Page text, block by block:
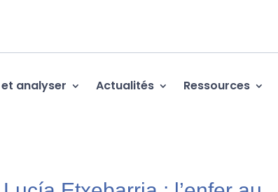
analyser Actualités Ressources